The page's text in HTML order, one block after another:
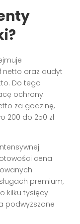
netto oraz audyt
Do tego
ochrony.
za godzinę,
200 do 250 zł
cena
premium,
kilku tysięcy
podwyższone